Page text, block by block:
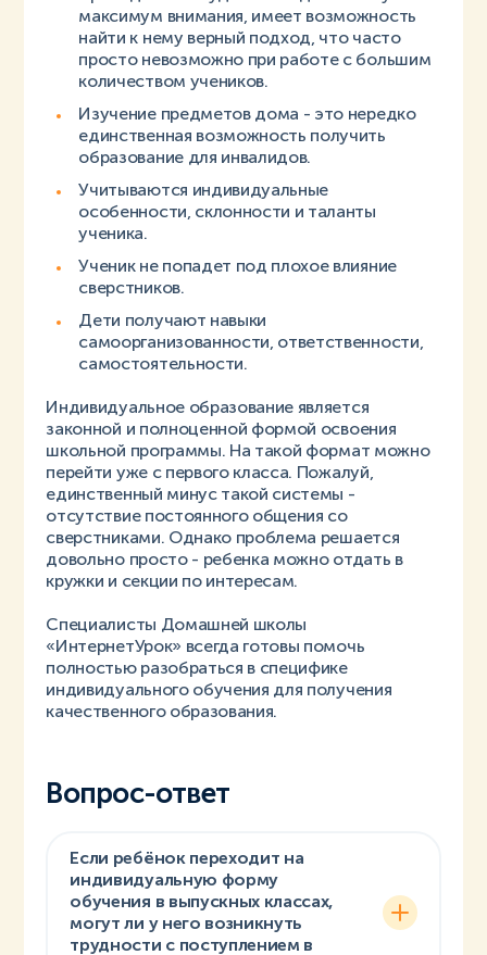
максимум внимания, имеет возможность
найти к нему верный подход, что часто
просто невозможно при работе с большим
количеством учеников.
Изучение предметов дома - это нередко
единственная возможность получить
образование для инвалидов.
Учитываются индивидуальные
особенности, склонности и таланты
ученика.
Ученик не попадет под плохое влияние
сверстников.
Дети получают навыки
самоорганизованности, ответственности,
самостоятельности.
Индивидуальное образование является
законной и полноценной формой освоения
школьной программы. На такой формат можно
перейти уже с первого класса. Пожалуй,
единственный минус такой системы -
отсутствие постоянного общения со
сверстниками. Однако проблема решается
довольно просто - ребенка можно отдать в
кружки и секции по интересам.
Специалисты Домашней школы
«ИнтернетУрок» всегда готовы помочь
полностью разобраться в специфике
индивидуального обучения для получения
качественного образования.
Вопрос-ответ
Если ребёнок переходит на
индивидуальную форму
обучения в выпускных классах,
могут ли у него возникнуть
трудности с поступлением в